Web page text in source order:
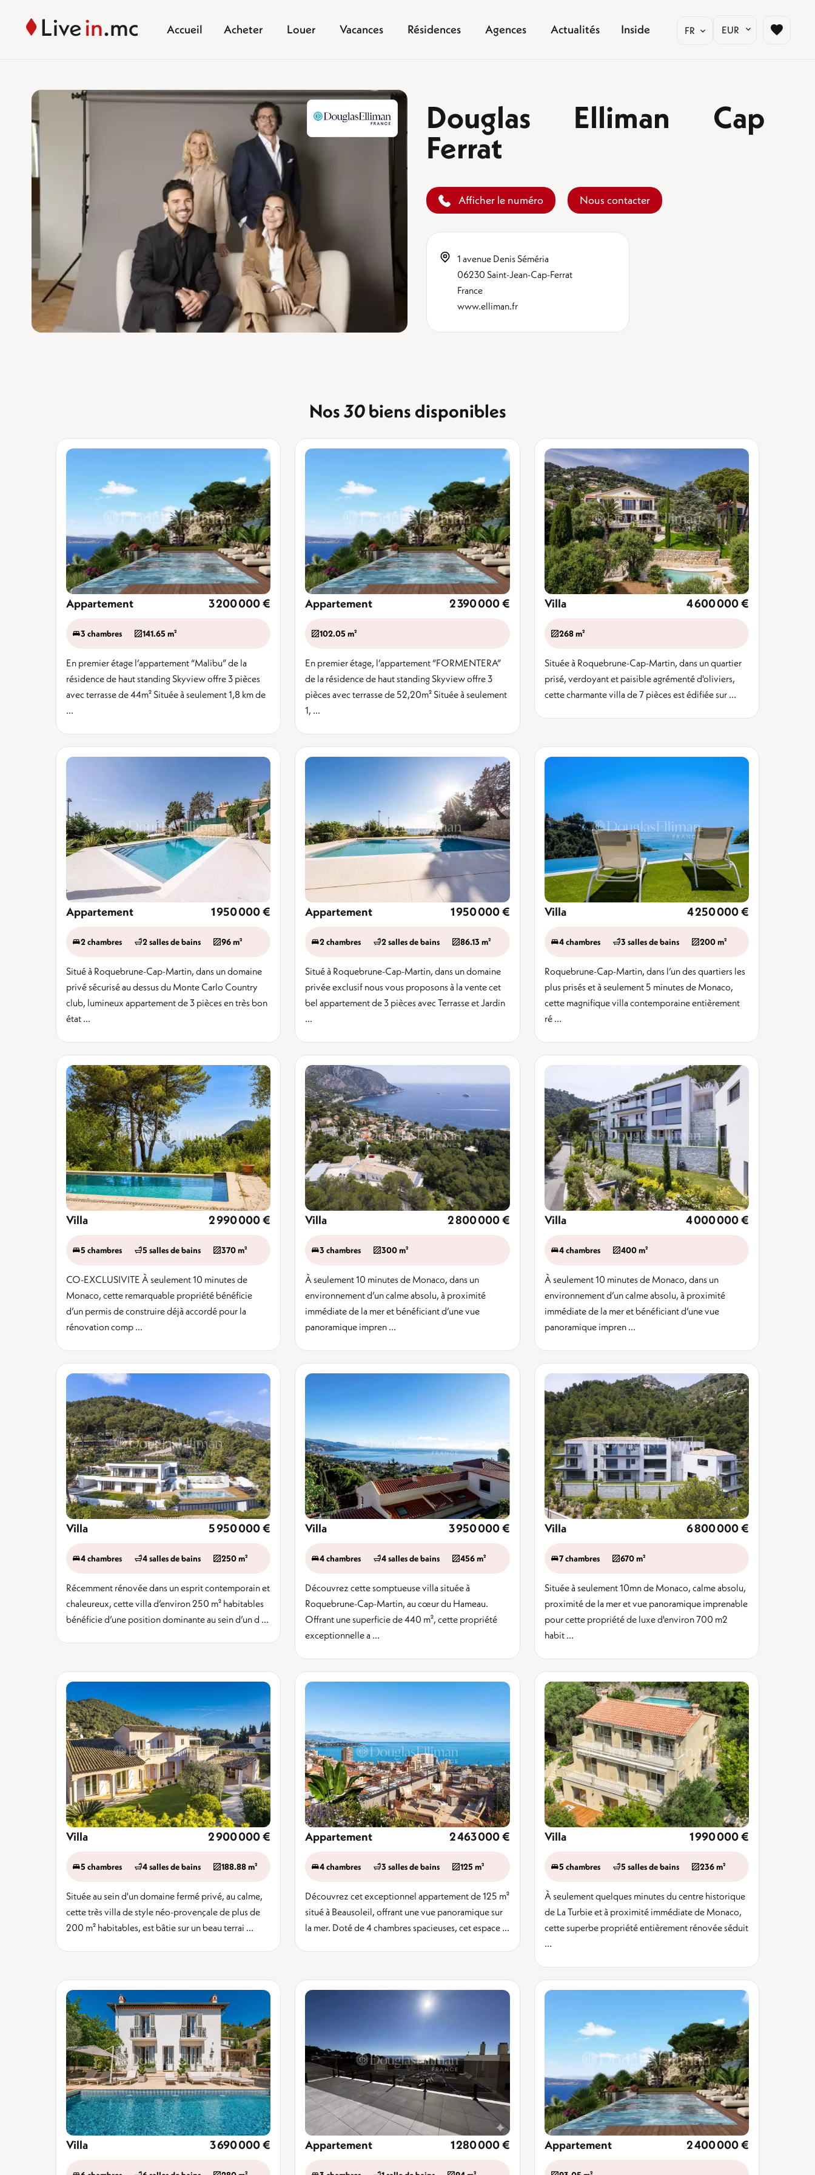
Accueil Acheter Louer Vacances Résidences Agences Actualités Inside FR EUR
Douglas Elliman Cap
Ferrat
Afficher le numéro Nous contacter
1 avenue Denis Séméria
06230 Saint-Jean-Cap-Ferrat
France
www.elliman.fr
Nos30biens disponibles
Appartement 3 200 000 €
3 chambres 141.65 m²
En premier étage l’appartement “Malibu” de la
résidence de haut standing Skyview offre 3 pièces
avec terrasse de 44m² Située à seulement 1,8 km de
...
Appartement 2 390 000 €
102.05 m²
En premier étage, l’appartement “FORMENTERA”
de la résidence de haut standing Skyview offre 3
pièces avec terrasse de 52,20m² Située à seulement
1, ...
Villa 4 600 000 €
268 m²
Située à Roquebrune-Cap-Martin, dans un quartier
prisé, verdoyant et paisible agrémenté d'oliviers,
cette charmante villa de 7 pièces est édifiée sur ...
Appartement 1 950 000 €
2 chambres 2 salles de bains 96 m²
Situé à Roquebrune-Cap-Martin, dans un domaine
privé sécurisé au dessus du Monte Carlo Country
club, lumineux appartement de 3 pièces en très bon
état ...
Appartement 1 950 000 €
2 chambres 2 salles de bains 86.13 m²
Situé à Roquebrune-Cap-Martin, dans un domaine
privée exclusif nous vous proposons à la vente cet
bel appartement de 3 pièces avec Terrasse et Jardin
...
Villa 4 250 000 €
4 chambres 3 salles de bains 200 m²
Roquebrune-Cap-Martin, dans l’un des quartiers les
plus prisés et à seulement 5 minutes de Monaco,
cette magnifique villa contemporaine entièrement
ré ...
Villa 2 990 000 €
5 chambres 5 salles de bains 370 m²
CO-EXCLUSIVITE À seulement 10 minutes de
Monaco, cette remarquable propriété bénéficie
d’un permis de construire déjà accordé pour la
rénovation comp ...
Villa 2 800 000 €
3 chambres 300 m²
À seulement 10 minutes de Monaco, dans un
environnement d’un calme absolu, à proximité
immédiate de la mer et bénéficiant d’une vue
panoramique impren ...
Villa 4 000 000 €
4 chambres 400 m²
À seulement 10 minutes de Monaco, dans un
environnement d’un calme absolu, à proximité
immédiate de la mer et bénéficiant d’une vue
panoramique impren ...
Villa 5 950 000 €
4 chambres 4 salles de bains 250 m²
Récemment rénovée dans un esprit contemporain et
chaleureux, cette villa d’environ 250 m² habitables
bénéficie d’une position dominante au sein d’un d ...
Villa 3 950 000 €
4 chambres 4 salles de bains 456 m²
Découvrez cette somptueuse villa située à
Roquebrune-Cap-Martin, au cœur du Hameau.
Offrant une superficie de 440 m², cette propriété
exceptionnelle a ...
Villa 6 800 000 €
7 chambres 670 m²
Située à seulement 10mn de Monaco, calme absolu,
proximité de la mer et vue panoramique imprenable
pour cette propriété de luxe d'environ 700 m2
habit ...
Villa 2 900 000 €
5 chambres 4 salles de bains 188.88 m²
Située au sein d'un domaine fermé privé, au calme,
cette très villa de style néo-provençale de plus de
200 m² habitables, est bâtie sur un beau terrai ...
Appartement 2 463 000 €
4 chambres 3 salles de bains 125 m²
Découvrez cet exceptionnel appartement de 125 m²
situé à Beausoleil, offrant une vue panoramique sur
la mer. Doté de 4 chambres spacieuses, cet espace ...
Villa 1 990 000 €
5 chambres 5 salles de bains 236 m²
À seulement quelques minutes du centre historique
de La Turbie et à proximité immédiate de Monaco,
cette superbe propriété entièrement rénovée séduit
...
Villa 3 690 000 € Appartement 1 280 000 € Appartement 2 400 000 €